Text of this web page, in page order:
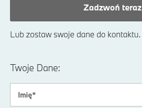
Zadzwoń teraz
Lub zostaw swoje dane do kontaktu.
Twoje Dane: